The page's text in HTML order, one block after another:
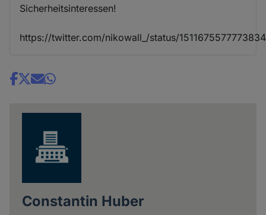
Sicherheitsinteressen!
https://twitter.com/nikowall_/status/
Share
Constantin Huber